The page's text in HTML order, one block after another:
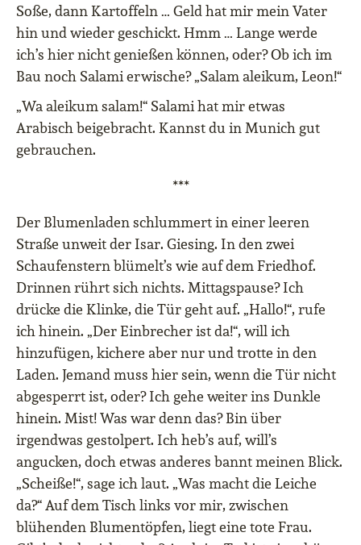
Soße, dann Kartoffeln … Geld hat mir mein Vater
hin und wieder geschickt. Hmm … Lange werde
ich’s hier nicht genießen können, oder? Ob ich im
Bau noch Salami erwische? „Salam aleikum, Leon!“
„Wa aleikum salam!“ Salami hat mir etwas
Arabisch beigebracht. Kannst du in Munich gut
gebrauchen.
***
Der Blumenladen schlummert in einer leeren
Straße unweit der Isar. Giesing. In den zwei
Schaufenstern blümelt’s wie auf dem Friedhof.
Drinnen rührt sich nichts. Mittagspause? Ich
drücke die Klinke, die Tür geht auf. „Hallo!“, rufe
ich hinein. „Der Einbrecher ist da!“, will ich
hinzufügen, kichere aber nur und trotte in den
Laden. Jemand muss hier sein, wenn die Tür nicht
abgesperrt ist, oder? Ich gehe weiter ins Dunkle
hinein. Mist! Was war denn das? Bin über
irgendwas gestolpert. Ich heb’s auf, will’s
angucken, doch etwas anderes bannt meinen Blick.
„Scheiße!“, sage ich laut. „Was macht die Leiche
da?“ Auf dem Tisch links vor mir, zwischen
blühenden Blumentöpfen, liegt eine tote Frau.